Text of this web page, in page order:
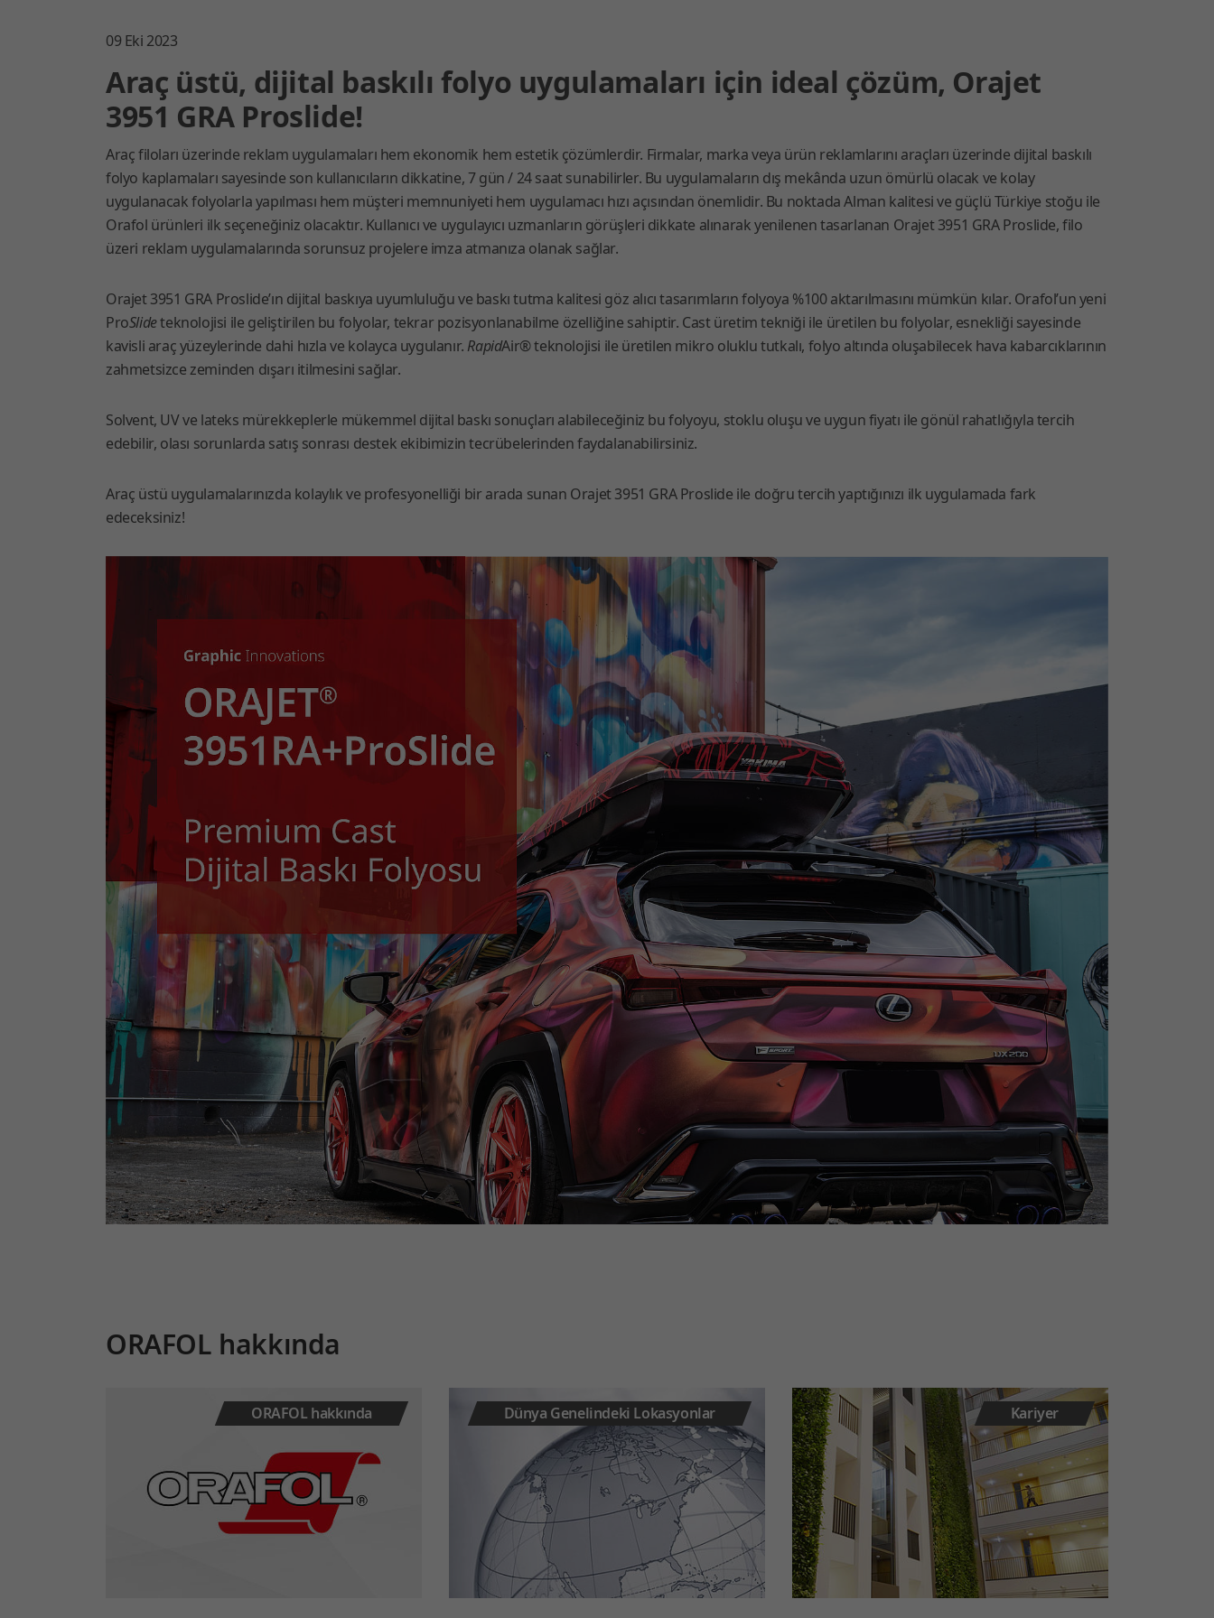
09 Eki 2023
Araç üstü, dijital baskılı folyo uygulamaları için ideal çözüm, Orajet
3951 GRA Proslide!
Araç filoları üzerinde reklam uygulamaları hem ekonomik hem estetik çözümlerdir. Firmalar, marka veya ürün reklamlarını araçları üzerinde dijital baskılı
folyo kaplamaları sayesinde son kullanıcıların dikkatine, 7 gün / 24 saat sunabilirler. Bu uygulamaların dış mekânda uzun ömürlü olacak ve kolay
uygulanacak folyolarla yapılması hem müşteri memnuniyeti hem uygulamacı hızı açısından önemlidir. Bu noktada Alman kalitesi ve güçlü Türkiye stoğu ile
Orafol ürünleri ilk seçeneğiniz olacaktır. Kullanıcı ve uygulayıcı uzmanların görüşleri dikkate alınarak yenilenen tasarlanan Orajet 3951 GRA Proslide, filo
üzeri reklam uygulamalarında sorunsuz projelere imza atmanıza olanak sağlar.
Orajet 3951 GRA Proslide’ın dijital baskıya uyumluluğu ve baskı tutma kalitesi göz alıcı tasarımların folyoya %100 aktarılmasını mümkün kılar. Orafol’un yeni
ProSlideteknolojisi ile geliştirilen bu folyolar, tekrar pozisyonlanabilme özelliğine sahiptir. Cast üretim tekniği ile üretilen bu folyolar, esnekliği sayesinde
kavisli araç yüzeylerinde dahi hızla ve kolayca uygulanır. RapidAir® teknolojisi ile üretilen mikro oluklu tutkalı, folyo altında oluşabilecek hava kabarcıklarının
zahmetsizce zeminden dışarı itilmesini sağlar.
Solvent, UV ve lateks mürekkeplerle mükemmel dijital baskı sonuçları alabileceğiniz bu folyoyu, stoklu oluşu ve uygun fiyatı ile gönül rahatlığıyla tercih
edebilir, olası sorunlarda satış sonrası destek ekibimizin tecrübelerinden faydalanabilirsiniz.
Araç üstü uygulamalarınızda kolaylık ve profesyonelliği bir arada sunan Orajet 3951 GRA Proslide ile doğru tercih yaptığınızı ilk uygulamada fark
edeceksiniz!
ORAFOL hakkında
ORAFOL hakkında Dünya Genelindeki Lokasyonlar Kariyer